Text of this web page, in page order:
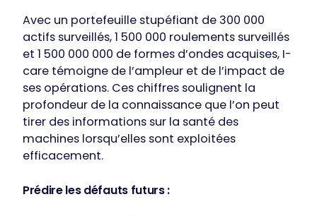
Avec un portefeuille stupéfiant de 300 000
actifs surveillés, 1 500 000 roulements surveillés
et 1 500 000 000 de formes d’ondes acquises, I-
care témoigne de l’ampleur et de l’impact de
ses opérations. Ces chiffres soulignent la
profondeur de la connaissance que l’on peut
tirer des informations sur la santé des
machines lorsqu’elles sont exploitées
efficacement.
Prédire les défauts futurs :